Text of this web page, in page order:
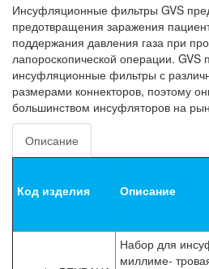
Инсуфляционные фильтры GVS
предотвращения заражения
поддержания давления газа при
лапороскопической операции. GVS
инсуфляционные фильтры с
размерами коннекторов, поэтому
большинством инсуфляторов на
Описание
Код изделия Описание
Набор для
миллиме-